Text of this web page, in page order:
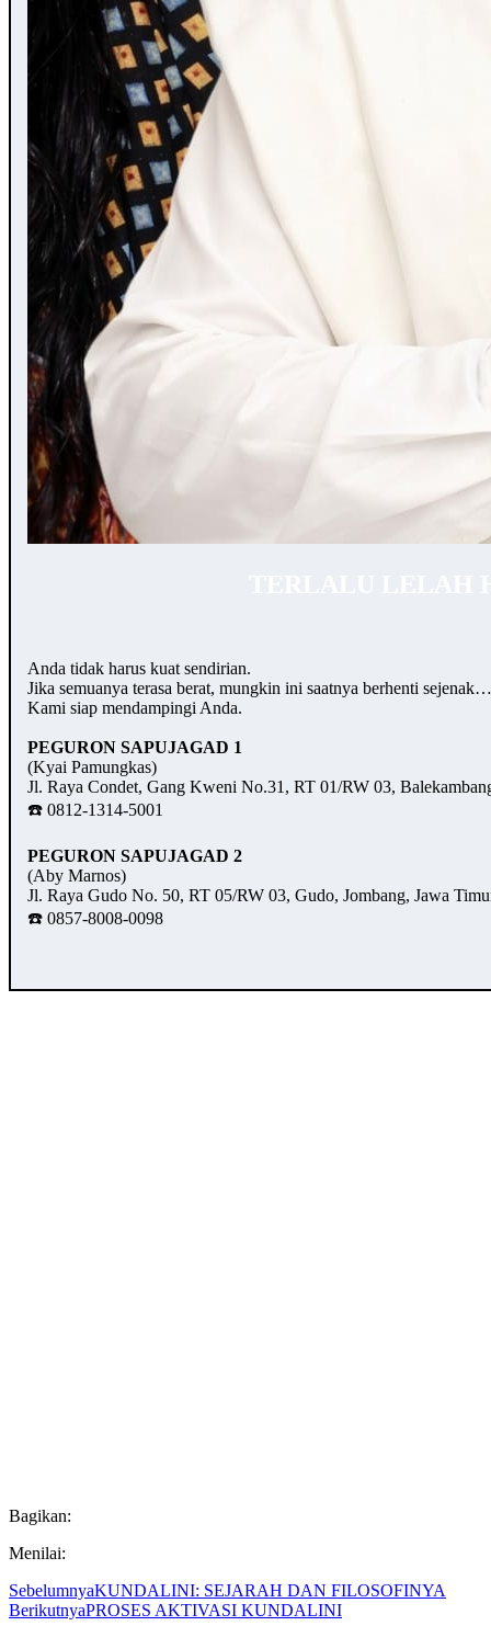
Anda tidak harus kuat sendirian.
Jika semuanya terasa berat, mungkin ini saatnya berhenti
Kami siap mendampingi Anda.
PEGURON SAPUJAGAD 1
(Kyai Pamungkas)
Jl. Raya Condet, Gang Kweni No.31, RT 01/RW 03,
☎️ 0812-1314-5001
PEGURON SAPUJAGAD 2
(Aby Marnos)
Jl. Raya Gudo No. 50, RT 05/RW 03, Gudo, Jombang, Jawa
☎️ 0857-8008-0098
Bagikan:
Menilai:
SebelumnyaKUNDALINI: SEJARAH DAN FILOSOFINYA
BerikutnyaPROSES AKTIVASI KUNDALINI